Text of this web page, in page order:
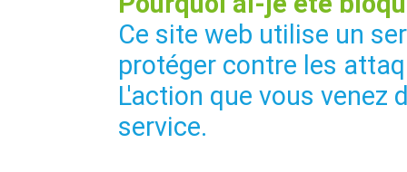
Ce site web utilise un
protéger contre les
L'action que vous venez
service.